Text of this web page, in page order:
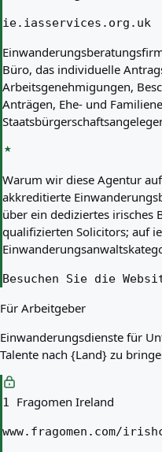
ie.iasservices.org.uk
Büro, das individuelle
Arbeitsgenehmigungen,
Anträgen, Ehe- und
Warum wir diese Agentur
akkreditierte
über ein dediziertes irisches
qualifizierten Solicitors; auf
Besuchen Sie die
Für Arbeitgeber
Einwanderungsdienste für
Talente nach {Land} zu
1 Fragomen Ireland
www.fragomen.com/